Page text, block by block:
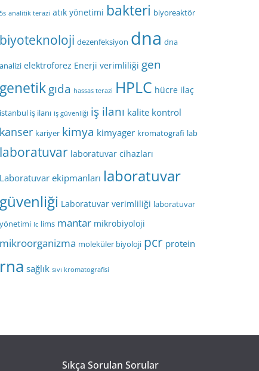
5s analitik terazi atık yönetimi bakteri biyoreaktör
biyoteknoloji dezenfeksiyon dna dna
analizi elektroforez Enerji verimliliği gen
genetikgıda hassas terazi HPLC hücre ilaç
istanbul iş ilanı iş güvenliği iş ilanı kalite kontrol
kanser kariyer kimya kimyager kromatografi lab
laboratuvar laboratuvar cihazları
Laboratuvar ekipmanları laboratuvar
güvenliği Laboratuvar verimliliği laboratuvar
yönetimi lc lims mantar mikrobiyoloji
mikroorganizma moleküler biyoloji pcr protein
rna sağlık sıvı kromatografisi
Sıkça Sorulan Sorular